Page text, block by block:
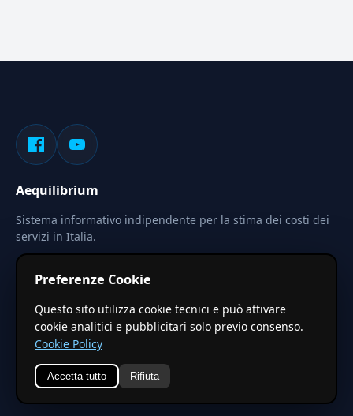
Aequilibrium
Sistema informativo indipendente per la stima dei costi dei
servizi in Italia.
Le stime pubblicate sono calcolate tramite coefficienti
territoriali regionali applicati a valori base nazionali. Non
costituiscono preventivo ufficiale.
© 2026 Aequilibrium — Un progetto di vxd.mobi
Preferenze Cookie
Questo sito utilizza cookie tecnici e può attivare
cookie analitici e pubblicitari solo previo consenso.
Cookie Policy
Accetta tutto Rifiuta